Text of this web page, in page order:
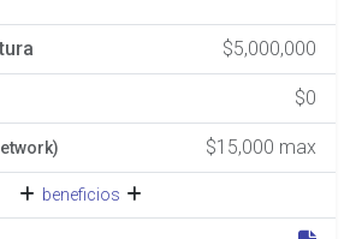
$5,000,000
$0
$15,000 max
beneficios